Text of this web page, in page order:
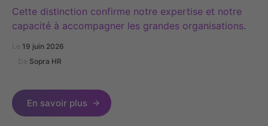
Cette distinction confirme notre expertise et notre
capacité à accompagner les grandes organisations.
19 juin 2026
Sopra HR
En savoir plus